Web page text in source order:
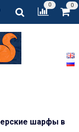
0 0
шарфы в